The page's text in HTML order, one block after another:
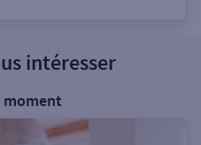
intéresser
moment